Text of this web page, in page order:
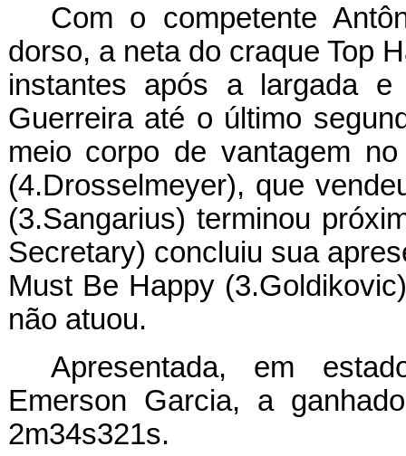
Com o competente
dorso, a neta do craque Top
instantes após a largada
Guerreira até o último
meio corpo de vantagem
(4.Drosselmeyer), que
(3.Sangarius) terminou
Secretary) concluiu sua
Must Be Happy
não atuou.
Apresentada, em
Emerson Garcia, a
2m34s321s.